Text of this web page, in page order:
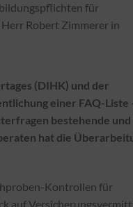
für
Robert Zimmerer in
(DIHK) und der
einer FAQ-Liste
bestehende und
hat die
Kontrollen für
auf